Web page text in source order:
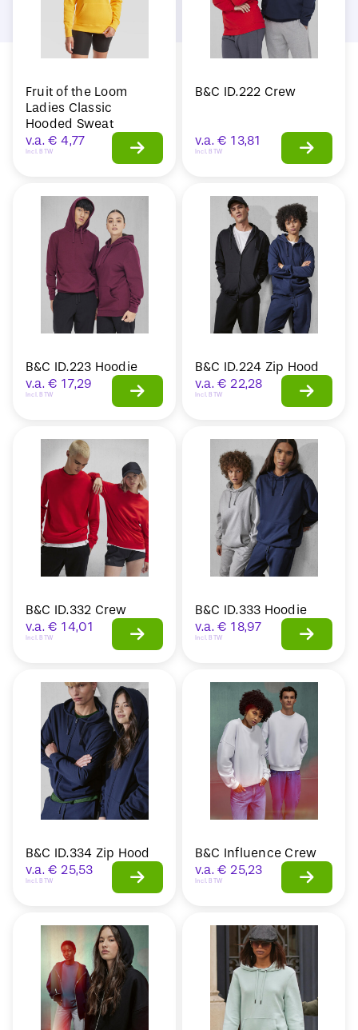
Fruit of the Loom
Ladies Classic
Hooded Sweat
v.a. € 4,77
Incl. BTW
B&C ID.222 Crew
v.a. € 13,81
Incl. BTW
B&C ID.223 Hoodie
v.a. € 17,29
Incl. BTW
B&C ID.224 Zip Hood
v.a. € 22,28
Incl. BTW
B&C ID.332 Crew
v.a. € 14,01
Incl. BTW
B&C ID.333 Hoodie
v.a. € 18,97
Incl. BTW
B&C ID.334 Zip Hood
v.a. € 25,53
Incl. BTW
B&C Influence Crew
v.a. € 25,23
Incl. BTW